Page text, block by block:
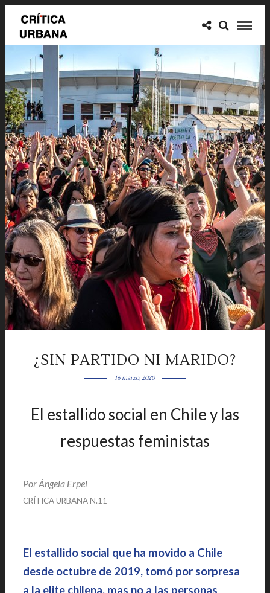
¿SIN PARTIDO NI MARIDO?
16 marzo, 2020
El estallido social en Chile y las
respuestas feministas
Por Ángela Erpel
CRÍTICA URBANA N.11
El estallido social que ha movido a Chile
desde octubre de 2019, tomó por sorpresa
a la elite chilena, mas no a las personas